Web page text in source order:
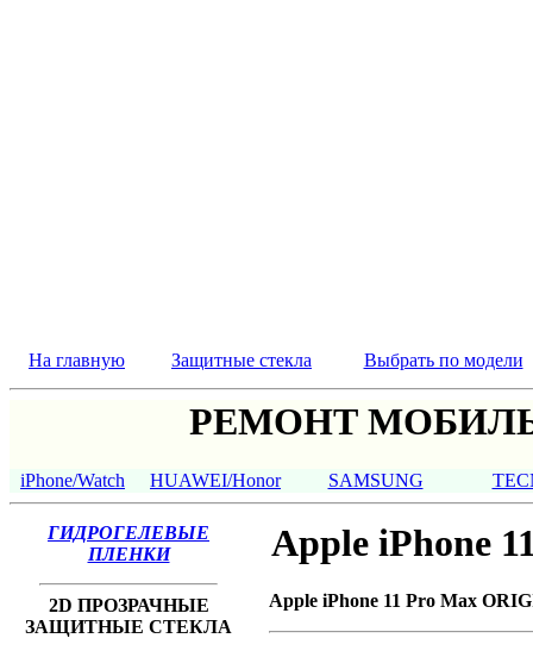
На главную Защитные стекла Выбрать по модели
РЕМОНТ
iPhone/Watch HUAWEI/Honor SAMSUNG
ГИДРОГЕЛЕВЫЕ
ПЛЕНКИ
2D ПРОЗРАЧНЫЕ
ЗАЩИТНЫЕ СТЕКЛА
Apple iPhone
Apple iPhone 11 Pro Max